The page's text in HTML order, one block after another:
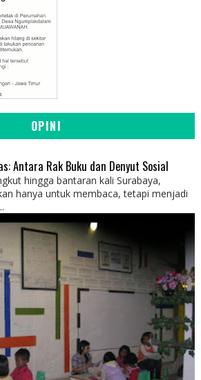
OPINI
Antara Rak Buku dan Denyut Sosial
hingga bantaran kali Surabaya,
hanya untuk membaca, tetapi menjadi